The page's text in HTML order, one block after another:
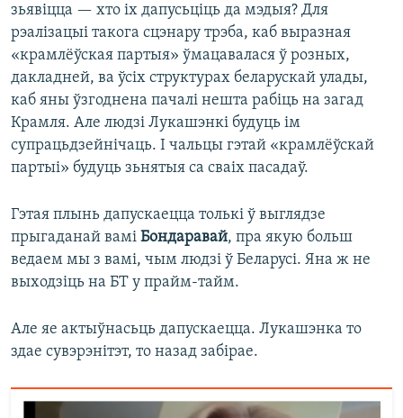
зьявіцца — хто іх дапусьціць да мэдыя? Для
рэалізацыі такога сцэнару трэба, каб выразная
«крамлёўская партыя» ўмацавалася ў розных,
дакладней, ва ўсіх структурах беларускай улады,
каб яны ўзгоднена пачалі нешта рабіць на загад
Крамля. Але людзі Лукашэнкі будуць ім
супрацьдзейнічаць. І чальцы гэтай «крамлёўскай
партыі» будуць зьнятыя са сваіх пасадаў.
Гэтая плынь дапускаецца толькі ў выглядзе
прыгаданай вамі Бондаравай, пра якую больш
ведаем мы з вамі, чым людзі ў Беларусі. Яна ж не
выходзіць на БТ у прайм-тайм.
Але яе актыўнасьць дапускаецца. Лукашэнка то
здае сувэрэнітэт, то назад забірае.